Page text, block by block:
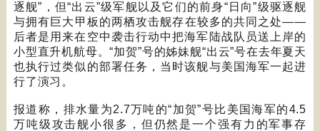
逐舰” ，但“出云”级军舰以及它们的前身“ 日向”级驱逐舰
与拥有巨大甲板的两栖攻击舰存在较多的共同之处——
后者是用来在空中袭击行动中把海军陆战队员送上岸的
小型直升机航母。“加贺”号的姊妹舰“出云”号在去年夏天
也执行过类似的部署任务，当时该舰与美国海军一起进
行了演习。
报道称，排水量为2.7万吨的“加贺”号比美国海军的4.5
万吨级攻击舰小很多，但仍然是一个强有力的军事存